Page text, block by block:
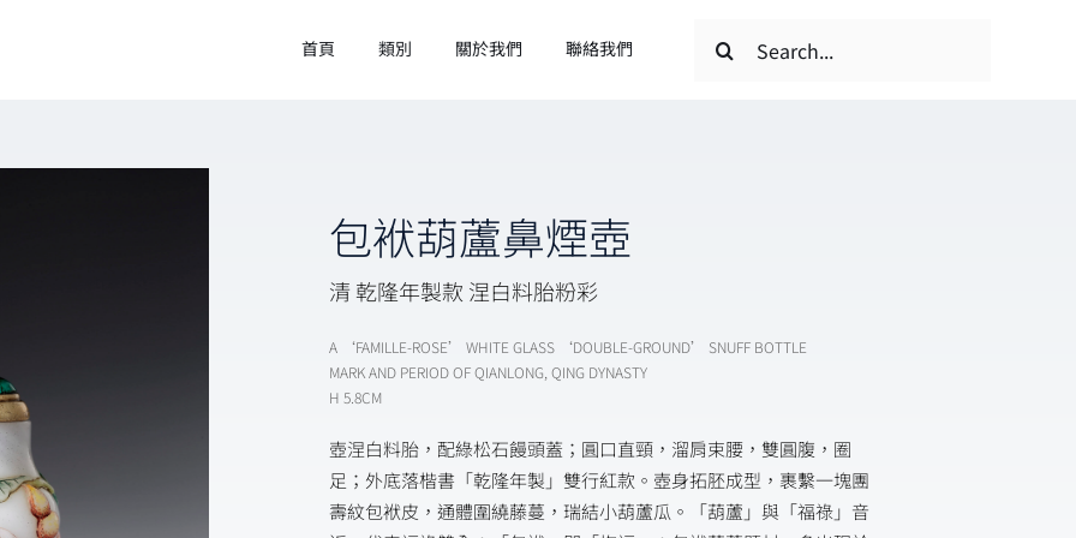
首頁 類別 關於我們 聯絡我們
包袱葫蘆鼻煙壺
清 乾隆年製款 涅白料胎粉彩
A ‘FAMILLE-ROSE’ WHITE GLASS ‘DOUBLE-GROUND’ SNUFF BOTTLE
MARK AND PERIOD OF QIANLONG, QING DYNASTY
H 5.8CM
壺涅白料胎，配綠松石饅頭蓋；圓口直頸，溜肩束腰，雙圓腹，圈
足；外底落楷書「乾隆年製」雙行紅款。壺身拓胚成型，裹繫一塊團
壽紋包袱皮，通體圍繞藤蔓，瑞結小葫蘆瓜。「葫蘆」與「福祿」音